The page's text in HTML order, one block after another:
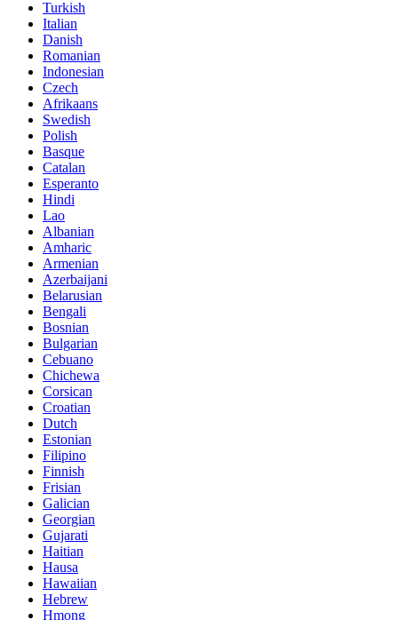
Turkish
Italian
Danish
Romanian
Indonesian
Czech
Afrikaans
Swedish
Polish
Basque
Catalan
Esperanto
Hindi
Lao
Albanian
Amharic
Armenian
Azerbaijani
Belarusian
Bengali
Bosnian
Bulgarian
Cebuano
Chichewa
Corsican
Croatian
Dutch
Estonian
Filipino
Finnish
Frisian
Galician
Georgian
Gujarati
Haitian
Hausa
Hawaiian
Hebrew
Hmong